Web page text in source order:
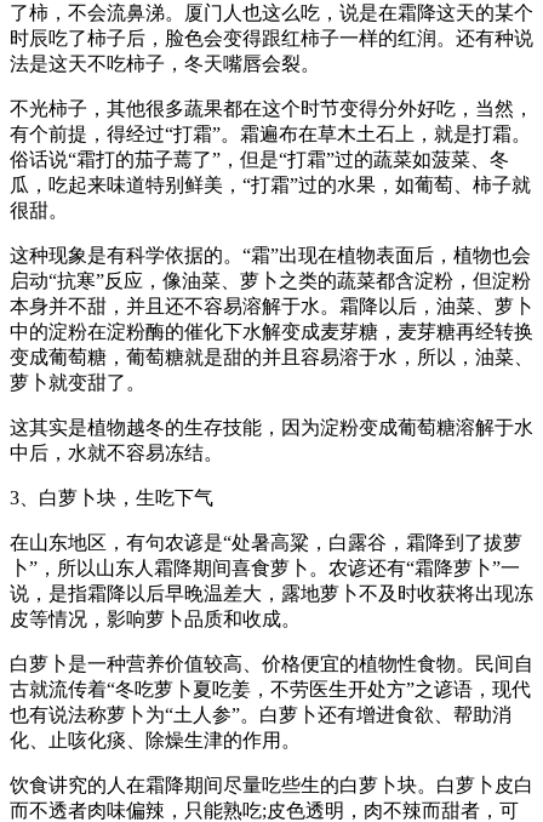
了柿，不会流鼻涕。厦门人也这么吃，说是在霜降这天的某个
时辰吃了柿子后，脸色会变得跟红柿子一样的红润。还有种说
法是这天不吃柿子，冬天嘴唇会裂。
不光柿子，其他很多蔬果都在这个时节变得分外好吃，当然，
有个前提，得经过“打霜”。霜遍布在草木土石上，就是打霜。
俗话说“霜打的茄子蔫了”，但是“打霜”过的蔬菜如菠菜、冬
瓜，吃起来味道特别鲜美，“打霜”过的水果，如葡萄、柿子就
很甜。
这种现象是有科学依据的。“霜”出现在植物表面后，植物也会
启动“抗寒”反应，像油菜、萝卜之类的蔬菜都含淀粉，但淀粉
本身并不甜，并且还不容易溶解于水。霜降以后，油菜、萝卜
中的淀粉在淀粉酶的催化下水解变成麦芽糖，麦芽糖再经转换
变成葡萄糖，葡萄糖就是甜的并且容易溶于水，所以，油菜、
萝卜就变甜了。
这其实是植物越冬的生存技能，因为淀粉变成葡萄糖溶解于水
中后，水就不容易冻结。
3、白萝卜块，生吃下气
在山东地区，有句农谚是“处暑高粱，白露谷，霜降到了拔萝
卜”，所以山东人霜降期间喜食萝卜。农谚还有“霜降萝卜”一
说，是指霜降以后早晚温差大，露地萝卜不及时收获将出现冻
皮等情况，影响萝卜品质和收成。
白萝卜是一种营养价值较高、价格便宜的植物性食物。民间自
古就流传着“冬吃萝卜夏吃姜，不劳医生开处方”之谚语，现代
也有说法称萝卜为“土人参”。白萝卜还有增进食欲、帮助消
化、止咳化痰、除燥生津的作用。
饮食讲究的人在霜降期间尽量吃些生的白萝卜块。白萝卜皮白
而不透者肉味偏辣，只能熟吃;皮色透明，肉不辣而甜者，可